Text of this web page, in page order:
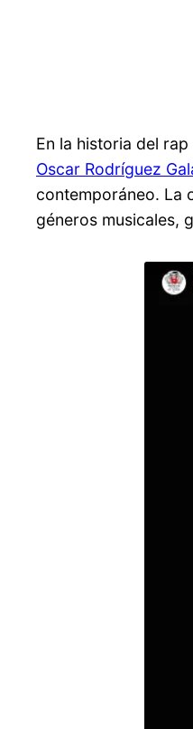
En la historia del
Oscar Rodríguez
contemporáneo. La
géneros musicales,